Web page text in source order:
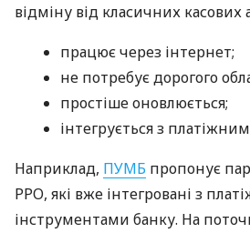
відміну від класичних касових
працює через інтернет;
не потребує дорогого
простіше оновлюється;
інтегрується з
Наприклад, ПУМБ пропонує
РРО, які вже інтегровані з
інструментами банку. На